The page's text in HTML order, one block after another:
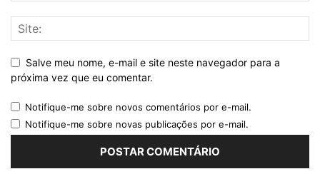
Salve meu nome, e-mail e site neste navegador para a
próxima vez que eu comentar.
Notifique-me sobre novos comentários por e-mail.
Notifique-me sobre novas publicações por e-mail.